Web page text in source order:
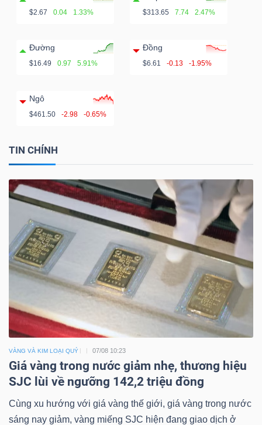
$2.67 0.04 1.33% $313.65 7.74 2.47%
Đường
$16.49 0.97 5.91%
Đồng
$6.61 -0.13 -1.95%
Ngô
$461.50 -2.98 -0.65%
TIN CHÍNH
VÀNG VÀ KIM LOẠI QUÝ 07/08 10:23
Giá vàng trong nước giảm nhẹ, thương hiệu
SJC lùi về ngưỡng 142,2 triệu đồng
Cùng xu hướng với giá vàng thế giới, giá vàng trong nước
sáng nay giảm, vàng miếng SJC hiện đang giao dịch ở